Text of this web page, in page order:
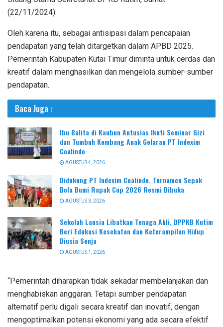
(22/11/2024).
Oleh karena itu, sebagai antisipasi dalam pencapaian
pendapatan yang telah ditargetkan dalam APBD 2025.
Pemerintah Kabupaten Kutai Timur diminta untuk cerdas dan
kreatif dalam menghasilkan dan mengelola sumber-sumber
pendapatan.
Baca Juga :
Ibu Balita di Kaubun Antusias Ikuti Seminar Gizi
dan Tumbuh Kembang Anak Gelaran PT Indexim
Coalindo
AGUSTUS 4, 2026
Didukung PT Indexim Coalindo, Turnamen Sepak
Bola Bumi Rapak Cup 2026 Resmi Dibuka
AGUSTUS 3, 2026
Sekolah Lansia Libatkan Tenaga Ahli, DPPKB Kutim
Beri Edukasi Kesehatan dan Keterampilan Hidup
Diusia Senja
AGUSTUS 1, 2026
“Pemerintah diharapkan tidak sekadar membelanjakan dan
menghabiskan anggaran. Tetapi sumber pendapatan
alternatif perlu digali secara kreatif dan inovatif, dengan
mengoptimalkan potensi ekonomi yang ada secara efektif